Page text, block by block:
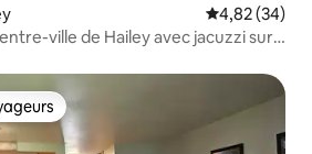
Évaluation
4,82 (34)
ville de Hailey avec jacuzzi sur
les plus appréciés